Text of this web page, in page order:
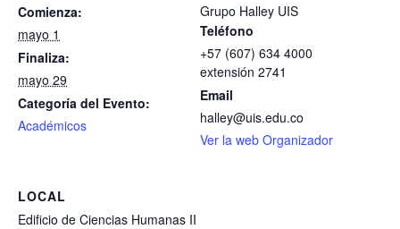
Comienza:
mayo 1
Finaliza:
mayo 29
Categoría del Evento:
Académicos
Grupo Halley UIS
Teléfono
+57 (607) 634 4000
extensión 2741
Email
halley@uis.edu.co
Ver la web Organizador
LOCAL
Edificio de Ciencias Humanas II